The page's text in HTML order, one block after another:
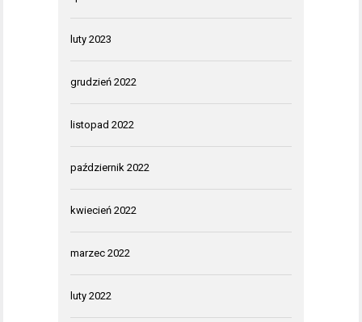
luty 2023
grudzień 2022
listopad 2022
październik 2022
kwiecień 2022
marzec 2022
luty 2022